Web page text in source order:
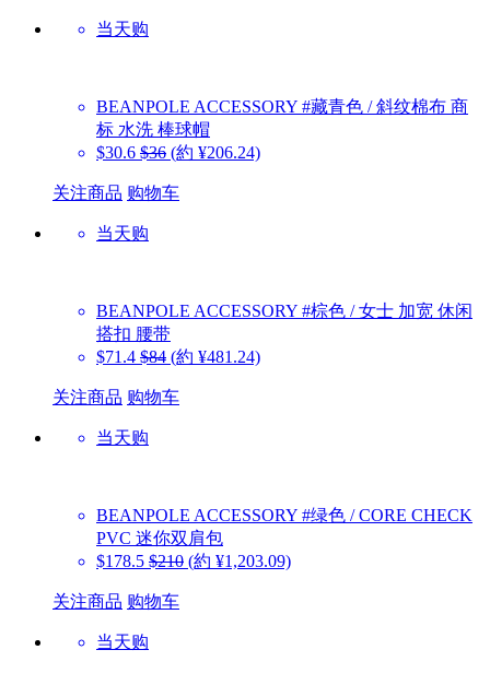
当天购
BEANPOLE ACCESSORY #藏青色 / 斜纹棉布 商
标 水洗 棒球帽
$30.6 $36 (約 ¥206.24)
关注商品 购物车
当天购
BEANPOLE ACCESSORY #棕色 / 女士 加宽 休闲
搭扣 腰带
$71.4 $84 (約 ¥481.24)
关注商品 购物车
当天购
BEANPOLE ACCESSORY #绿色 / CORE CHECK
PVC 迷你双肩包
$178.5 $210 (約 ¥1,203.09)
关注商品 购物车
当天购